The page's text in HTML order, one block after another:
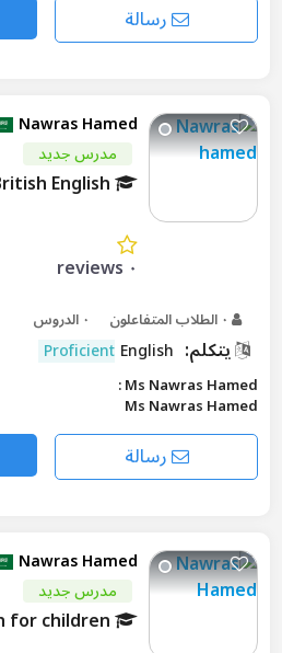
رسالة
Nawras Hamed
مدرس جديد
English
٠ reviews
٠ الدروس
يتكلم: English
Proficient
Ms Nawras Hamed :
Ms Nawras Hamed
رسالة
Nawras Hamed
مدرس جديد
for children